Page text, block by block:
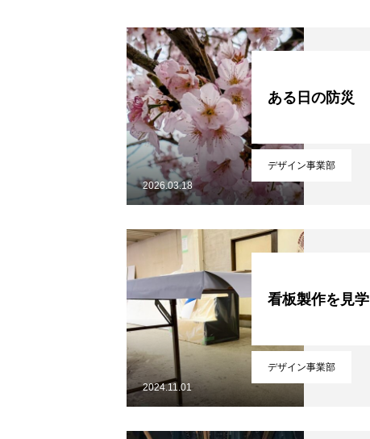
デザイン事業部
ある日の防災
2026.03.18
デザイン事業部
看板製作を見学
2024.11.01